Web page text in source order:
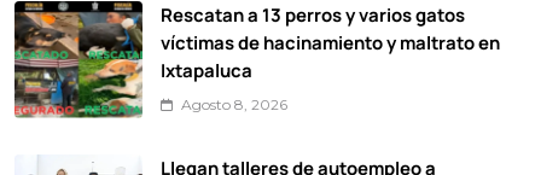
Rescatan a 13 perros y varios gatos
víctimas de hacinamiento y maltrato en
Ixtapaluca
Agosto 8, 2026
Llegan talleres de autoempleo a